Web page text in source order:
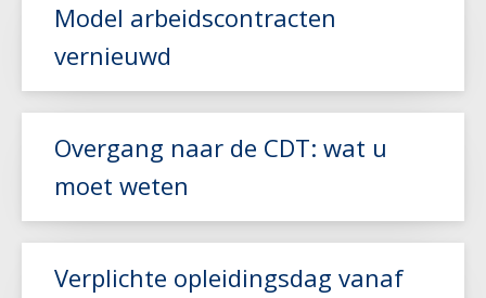
Model arbeidscontracten
vernieuwd
Overgang naar de CDT: wat u
moet weten
Verplichte opleidingsdag vanaf